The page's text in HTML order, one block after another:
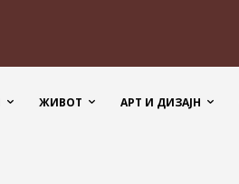
ЖИВОТ АРТ И ДИЗАЈН